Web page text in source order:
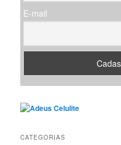
E-mail
CATEGORIAS